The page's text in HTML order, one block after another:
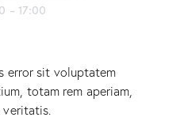
- 17:00
error sit voluptatem
totam rem aperiam,
veritatis.